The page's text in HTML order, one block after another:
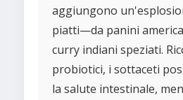
aggiungono
piatti—da panini
curry indiani speziati.
probiotici, i sottaceti
la salute intestinale,